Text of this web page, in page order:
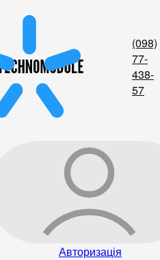
(098)
77-
438-
57
Авторизація